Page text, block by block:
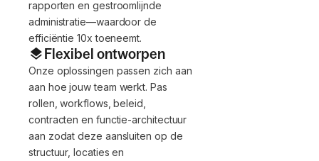
rapporten en gestroomlijnde
administratie—waardoor de
efficiëntie 10x toeneemt.
Flexibel ontworpen
Onze oplossingen passen zich aan
aan hoe jouw team werkt. Pas
rollen, workflows, beleid,
contracten en functie-architectuur
aan zodat deze aansluiten op de
structuur, locaties en